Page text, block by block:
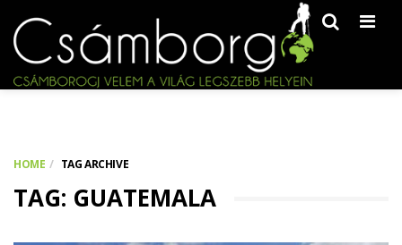
HOME TAG ARCHIVE
TAG: GUATEMALA